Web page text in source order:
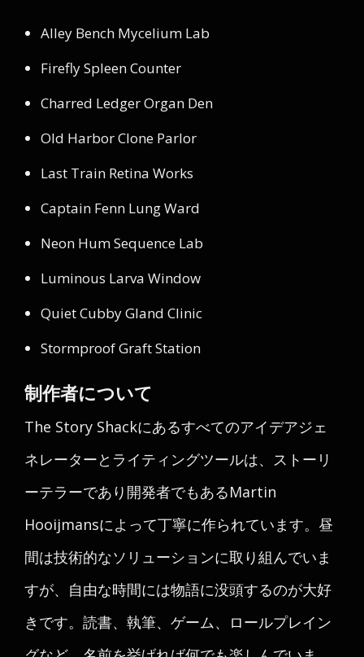
Alley Bench Mycelium Lab
Firefly Spleen Counter
Charred Ledger Organ Den
Old Harbor Clone Parlor
Last Train Retina Works
Captain Fenn Lung Ward
Neon Hum Sequence Lab
Luminous Larva Window
Quiet Cubby Gland Clinic
Stormproof Graft Station
制作者について
The Story Shackにあるすべてのアイデアジェ
ネレーターとライティングツールは、ストーリ
ーテラーであり開発者でもあるMartin
Hooijmansによって丁寧に作られています。昼
間は技術的なソリューションに取り組んでいま
すが、自由な時間には物語に没頭するのが大好
きです。読書、執筆、ゲーム、ロールプレイン